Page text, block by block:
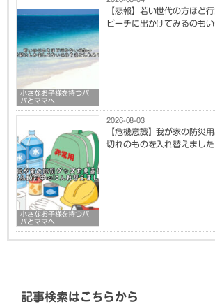
小さなお子様を持つパ
パとママへ
【悲報】若い世代の方ほど
ビーチに出かけてみるのも
小さなお子様を持つパ
パとママへ
2026-08-03
【危機意識】我が家の防災
切れのものを入れ替えました
記事検索はこちらから